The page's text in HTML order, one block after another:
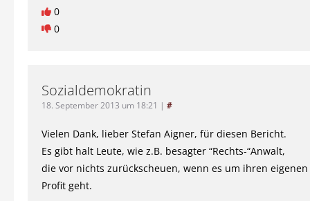
0
0
Sozialdemokratin
18. September 2013 um 18:21 | #
Vielen Dank, lieber Stefan Aigner, für diesen Bericht.
Es gibt halt Leute, wie z.B. besagter “Rechts-“Anwalt,
die vor nichts zurückscheuen, wenn es um ihren eigenen
Profit geht.